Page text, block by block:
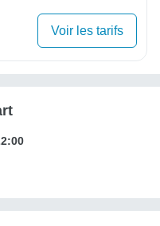
Voir les tarifs